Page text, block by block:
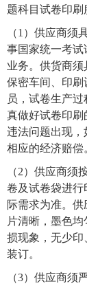
题科目试卷印刷
（1）供应商须
事国家统一考试
业务。供货商须
保密车间、印刷
员，试卷生产
真做好试卷印
违法问题出现，
相应的经济赔偿
（2）供应商须
卷及试卷袋进
际需求为准。
片清晰，墨色
损现象，无少
装订。
（3）供应商须